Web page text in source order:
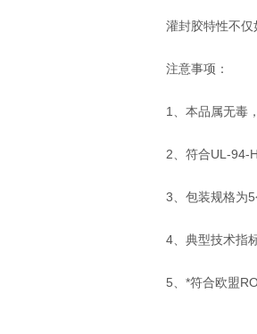
灌封胶特性不仅如
注意事项：
1、本品属无毒，
2、符合UL-94-
3、包装规格为5
4、典型技术指
5、*符合欧盟